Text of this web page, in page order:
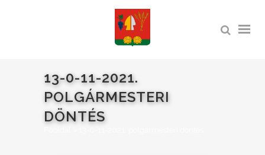
13-0-11-2021.
POLGÁRMESTERI
DÖNTÉS